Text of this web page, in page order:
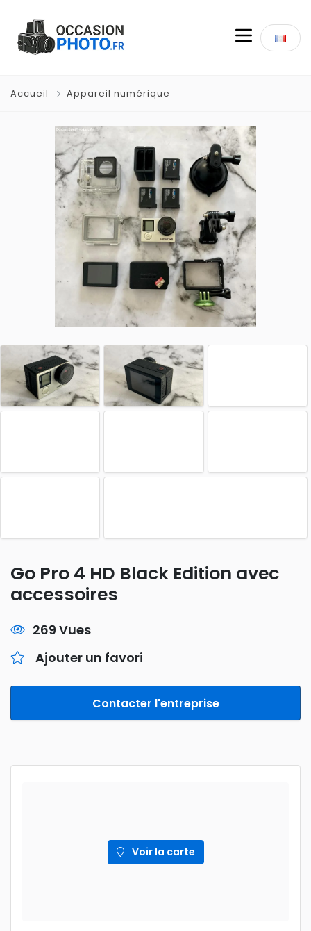
Accueil Appareil numérique
Go Pro 4 HD Black Edition avec
accessoires
269 Vues
Ajouter un favori
Contacter l'entreprise
Voir la carte